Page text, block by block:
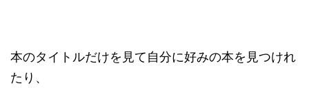
本のタイトルだけを見て自分に好みの本を見つけれ
たり、